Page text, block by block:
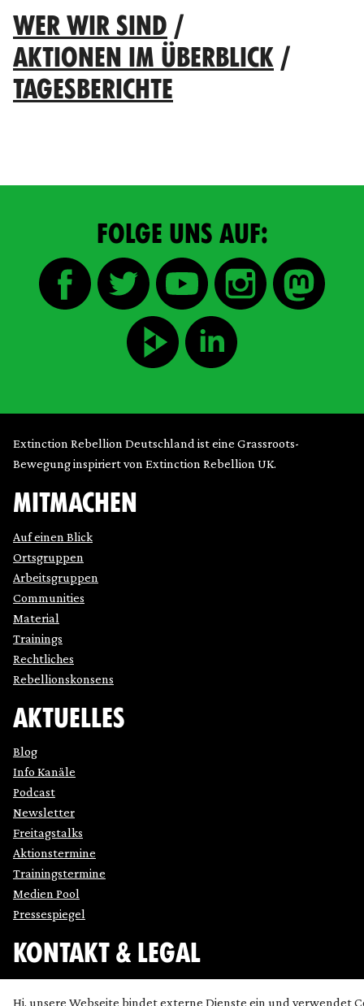
ANSEHEN IMMER LADEN
WER WIR SIND /
AKTIONEN IM ÜBERBLICK /
TAGESBERICHTE
FOLGE UNS AUF:
Extinction Rebellion Deutschland ist eine Grassroots-
Bewegung inspiriert von Extinction Rebellion UK.
MITMACHEN
Auf einen Blick
Ortsgruppen
Arbeitsgruppen
Communities
Material
Trainings
Rechtliches
Rebellionskonsens
AKTUELLES
Blog
Info Kanäle
Podcast
Newsletter
Freitagstalks
Aktionstermine
Trainingstermine
Medien Pool
Pressespiegel
KONTAKT & LEGAL
Hi, unsere Webseite bindet externe Dienste ein und verwendet